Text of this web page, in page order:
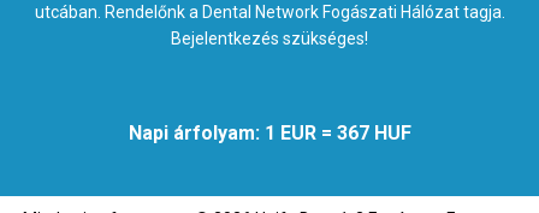
utcában. Rendelőnk a Dental Network Fogászati Hálózat tagja.
Bejelentkezés szükséges!
Napi árfolyam: 1 EUR = 367 HUF